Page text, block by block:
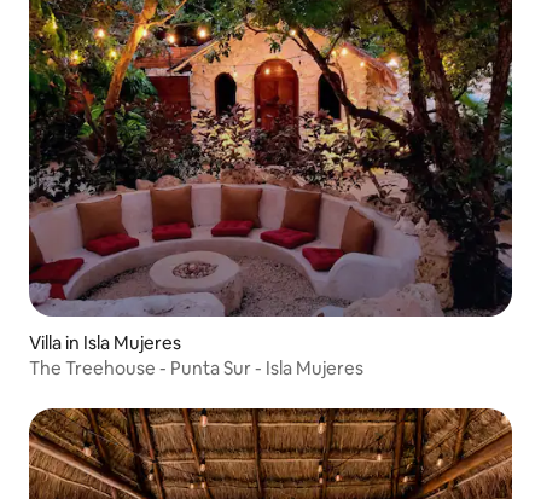
Villa in Isla Mujeres
The Treehouse - Punta Sur - Isla Mujeres